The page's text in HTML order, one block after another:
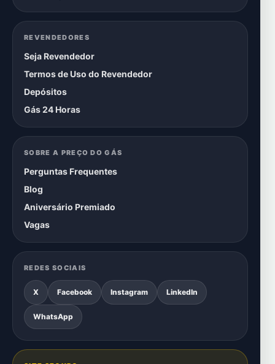
REVENDEDORES
Seja Revendedor
Termos de Uso do Revendedor
Depósitos
Gás 24 Horas
SOBRE A PREÇO DO GÁS
Perguntas Frequentes
Blog
Aniversário Premiado
Vagas
REDES SOCIAIS
X Facebook Instagram LinkedIn
WhatsApp